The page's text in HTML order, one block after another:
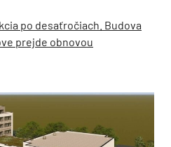
po desaťročiach. Budova
prejde obnovou